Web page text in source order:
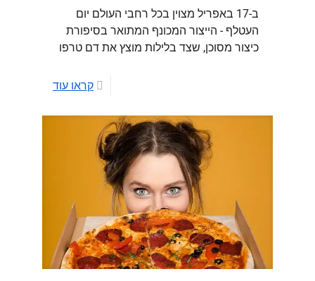
ב-17 באפריל מצוין בכל רחבי העולם יום
העטלף - הייצור המכונף המתואר בסיפורת
כיצור מסוכן, שצד בלילות מוצץ את דם טרפו
קראו עוד